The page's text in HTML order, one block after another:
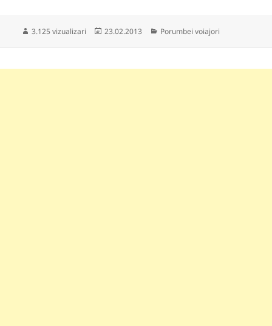
3.125 vizualizari
Publicat
23.02.2013 Categorii
Porumbei voiajori